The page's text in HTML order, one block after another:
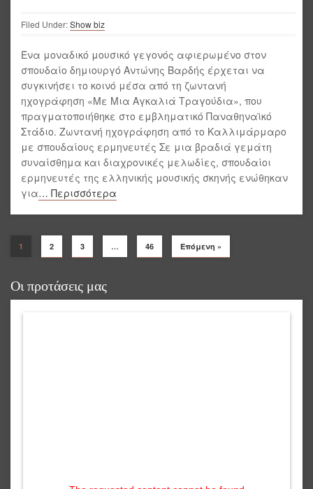
Filed Under:Show biz
Ένα μοναδικό μουσικό γεγονός αφιερωμένο στον
σπουδαίο δημιουργό Αντώνης Βαρδής έρχεται να
συγκινήσει το κοινό μέσα από τη ζωντανή
ηχογράφηση «Με Μια Αγκαλιά Τραγούδια», που
πραγματοποιήθηκε στο εμβληματικό Παναθηναϊκό
Στάδιο. Ζωντανή ηχογράφηση από το Καλλιμάρμαρο
με σπουδαίους ερμηνευτές Σε μια βραδιά γεμάτη
συναίσθημα και διαχρονικές μελωδίες, σπουδαίοι
ερμηνευτές της ελληνικής μουσικής σκηνής ενώθηκαν
για… Περισσότερα
1 2 3 … 46 Επόμενη »
Οι προτάσεις μας